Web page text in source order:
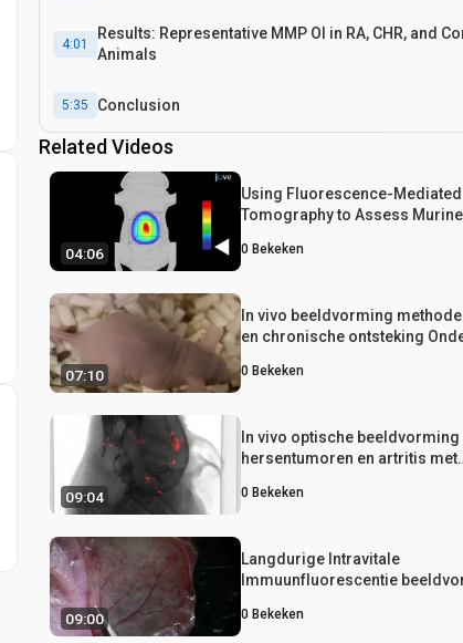
4:01
Results: Representative MMP OI in RA, CHR, and
Animals
5:35 Conclusion
Related Videos
04:06
Using Fluorescence-Mediated
Tomography to Assess
0 Bekeken
07:10
In vivo beeldvorming
en chronische ontsteking
0 Bekeken
09:04
In vivo optische beeldvorming
hersentumoren en artritis met
0 Bekeken
09:00
Langdurige Intravitale
Immuunfluorescentie
Epifluorescentie en twee-foton
0 Bekeken